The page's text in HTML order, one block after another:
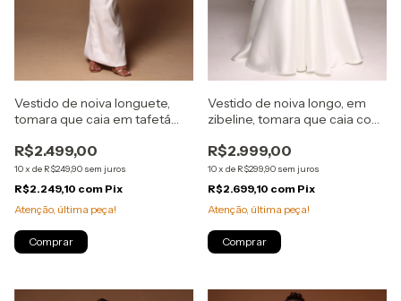
Vestido de noiva longuete,
tomara que caia em tafetá
White
R$2.499,00
10x de R$249,90 sem juros
R$2.249,10 com Pix
Atenção, última peça!
Comprar
Vestido de noiva longo, em
zibeline, tomara que caia com
R$2.999,00
10x de R$299,90 sem juros
R$2.699,10 com Pix
Atenção, última peça!
Comprar